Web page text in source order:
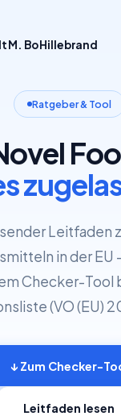
M. Bo Hillebrand
Ratgeber & Tool
Leitfaden
in der EU
Checker-Tool
(VO (EU)
↓ Zum Checker-
Leitfaden lesen